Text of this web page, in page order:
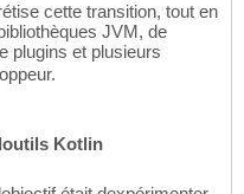
cette transition, tout en
JVM, de
plugins et plusieurs
Kotlin